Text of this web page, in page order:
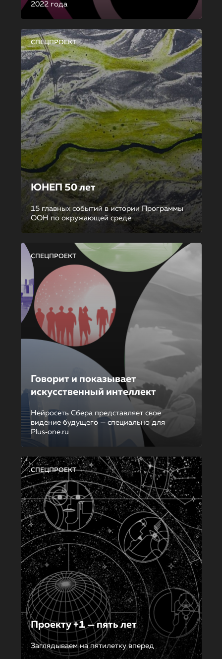
2022 года
СПЕЦПРОЕКТ
ЮНЕП 50 лет
15 главных событий в истории Программы
ООН по окружающей среде
СПЕЦПРОЕКТ
Говорит и показывает
искусственный интеллект
Нейросеть Сбера представляет свое
видение будущего — специально для
Plus‑one.ru
СПЕЦПРОЕКТ
Проекту +1 — пять лет
Заглядываем на пятилетку вперед